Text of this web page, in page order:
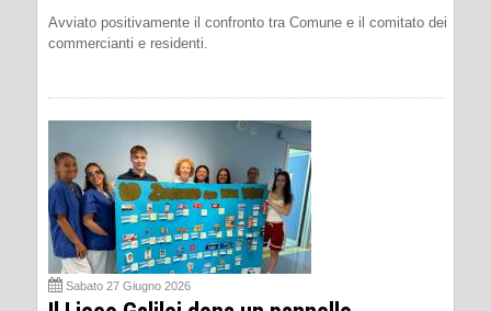
Avviato positivamente il confronto tra Comune e il comitato dei
commercianti e residenti.
Sabato 27 Giugno 2026